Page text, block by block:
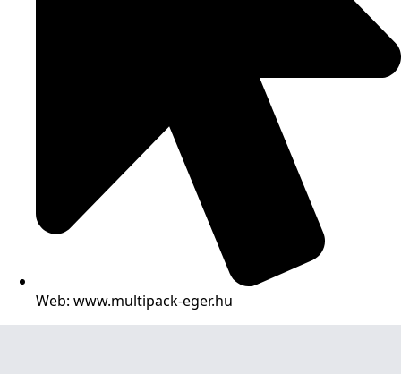
Web: www.multipack-eger.hu